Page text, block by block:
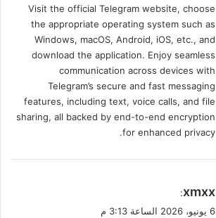
ل
Visit the official Telegram website, choose
the appropriate operating system such as
Windows, macOS, Android, iOS, etc., and
download the application. Enjoy seamless
communication across devices with
Telegram’s secure and fast messaging
features, including text, voice calls, and file
sharing, all backed by end-to-end encryption
for enhanced privacy.
ي
ق
xmxx
:
6 يونيو، 2026 الساعة 3:13 م